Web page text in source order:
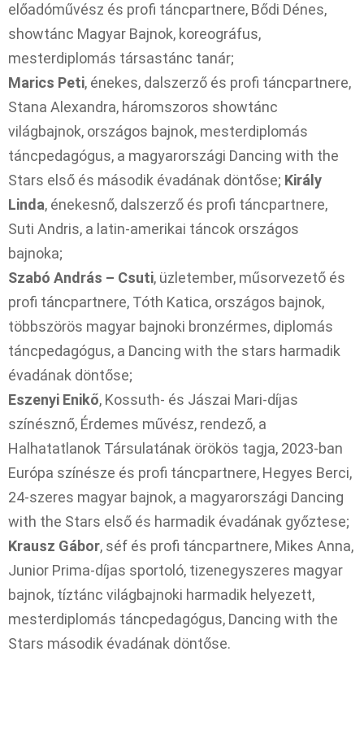
előadóművész és profi táncpartnere, Bődi Dénes,
showtánc Magyar Bajnok, koreográfus,
mesterdiplomás társastánc tanár;
Marics Peti, énekes, dalszerző és profi táncpartnere,
Stana Alexandra, háromszoros showtánc
világbajnok, országos bajnok, mesterdiplomás
táncpedagógus, a magyarországi Dancing with the
Stars első és második évadának döntőse; Király
Linda, énekesnő, dalszerző és profi táncpartnere,
Suti Andris, a latin-amerikai táncok országos
bajnoka;
Szabó András – Csuti, üzletember, műsorvezető és
profi táncpartnere, Tóth Katica, országos bajnok,
többszörös magyar bajnoki bronzérmes, diplomás
táncpedagógus, a Dancing with the stars harmadik
évadának döntőse;
Eszenyi Enikő, Kossuth- és Jászai Mari-díjas
színésznő, Érdemes művész, rendező, a
Halhatatlanok Társulatának örökös tagja, 2023-ban
Európa színésze és profi táncpartnere, Hegyes Berci,
24-szeres magyar bajnok, a magyarországi Dancing
with the Stars első és harmadik évadának győztese;
Krausz Gábor, séf és profi táncpartnere, Mikes Anna,
Junior Prima-díjas sportoló, tizenegyszeres magyar
bajnok, tíztánc világbajnoki harmadik helyezett,
mesterdiplomás táncpedagógus, Dancing with the
Stars második évadának döntőse.